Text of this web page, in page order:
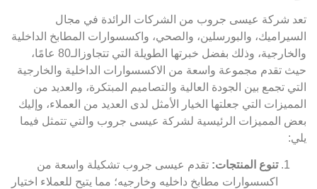
تعد شركة عيسى جروب من الشركات الرائدة في مجال
السيراميك، والبورسلين، والصحي، واكسسوارات المطابخ الداخلية
والخارجية، وذلك بفضل خبرتها الطويلة التي تتجاوزالـ80 عامًا،
حيث تقدم مجموعة واسعة من الاكسسوارات الداخلية والخارجية
التي تجمع بين الجودة العالية والتصاميم المبتكرة، والعديد من
المميزات التي جعلتها الخيار الأمثل لدى العديد من العملاء، وإليك
بعض المميزات الرئيسية لشركة عيسى جروب والتي تتمثل فيما
يلي:
تنوع المنتجات: تقدم عيسى جروب تشكيلة واسعة من
اكسسوارات مطابخ داخليه وخارجيه؛ مما يتيح للعملاء اختيار